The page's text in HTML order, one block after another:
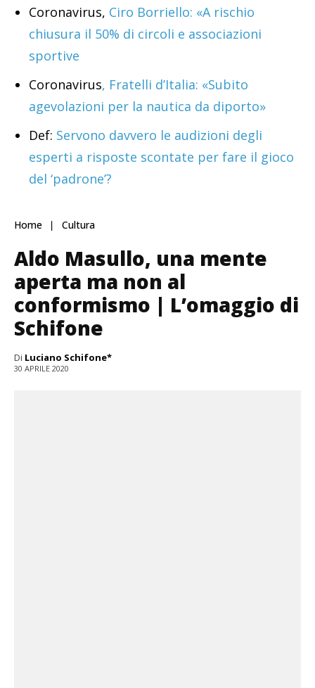
Coronavirus, Ciro Borriello: «A rischio
chiusura il 50% di circoli e associazioni
sportive
Coronavirus, Fratelli d’Italia: «Subito
agevolazioni per la nautica da diporto»
Def: Servono davvero le audizioni degli
esperti a risposte scontate per fare il gioco
del ‘padrone’?
Home Cultura
Aldo Masullo, una mente
aperta ma non al
conformismo | L’omaggio di
Schifone
Di Luciano Schifone*
30 APRILE 2020